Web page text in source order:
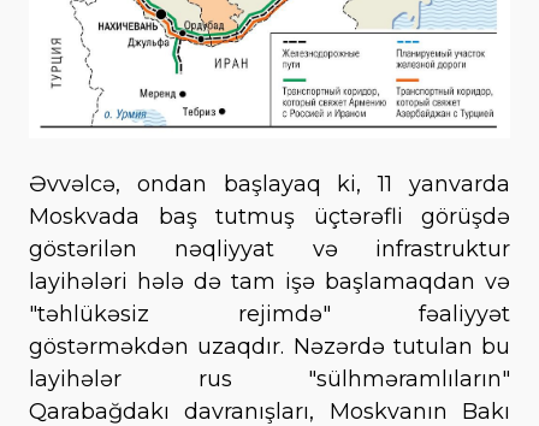
Əvvəlcə, ondan başlayaq ki, 11 yanvarda
Moskvada baş tutmuş üçtərəfli görüşdə
göstərilən nəqliyyat və infrastruktur
layihələri hələ də tam işə başlamaqdan və
"təhlükəsiz rejimdə" fəaliyyət
göstərməkdən uzaqdır. Nəzərdə tutulan bu
layihələr rus "sülhməramlıların"
Qarabağdakı davranışları, Moskvanın Bakı